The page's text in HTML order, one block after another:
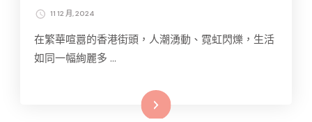
11 12 月, 2024
在繁華喧囂的香港街頭，人潮湧動、霓虹閃爍，生活
如同一幅絢麗多 …
Read More